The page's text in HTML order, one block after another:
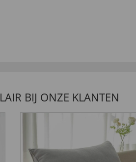
BIJ ONZE KLANTEN